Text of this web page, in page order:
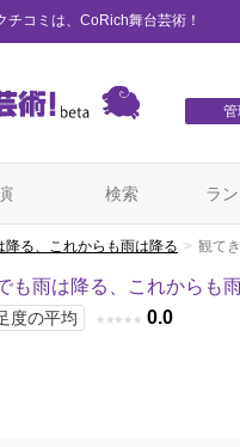
チコミは、CoRich舞台芸術！
管
検索 ラ
降る、これからも雨は降る 観て
も雨は降る、これからも
度の平均 ★ ★ ★ ★ ★ 0.0